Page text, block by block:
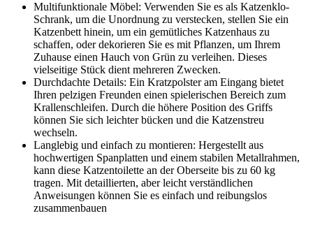
Multifunktionale Möbel: Verwenden Sie es als Katzenklo-
Schrank, um die Unordnung zu verstecken, stellen Sie ein
Katzenbett hinein, um ein gemütliches Katzenhaus zu
schaffen, oder dekorieren Sie es mit Pflanzen, um Ihrem
Zuhause einen Hauch von Grün zu verleihen. Dieses
vielseitige Stück dient mehreren Zwecken.
Durchdachte Details: Ein Kratzpolster am Eingang bietet
Ihren pelzigen Freunden einen spielerischen Bereich zum
Krallenschleifen. Durch die höhere Position des Griffs
können Sie sich leichter bücken und die Katzenstreu
wechseln.
Langlebig und einfach zu montieren: Hergestellt aus
hochwertigen Spanplatten und einem stabilen Metallrahmen,
kann diese Katzentoilette an der Oberseite bis zu 60 kg
tragen. Mit detaillierten, aber leicht verständlichen
Anweisungen können Sie es einfach und reibungslos
zusammenbauen